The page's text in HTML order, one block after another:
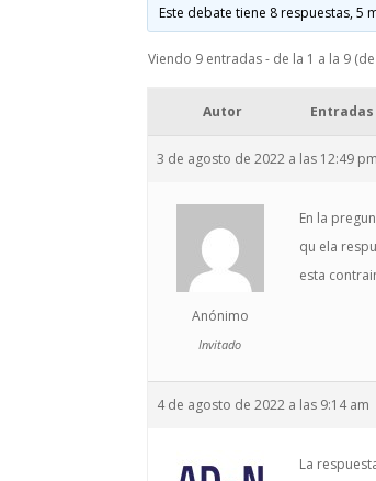
Este debate tiene 8 respuestas, 5
Viendo 9 entradas - de la 1 a la 9
Autor Entradas
3 de agosto de 2022 a las 12:49 pm
Anónimo
Invitado
En la
qu ela
esta
4 de agosto de 2022 a las 9:14 am
La